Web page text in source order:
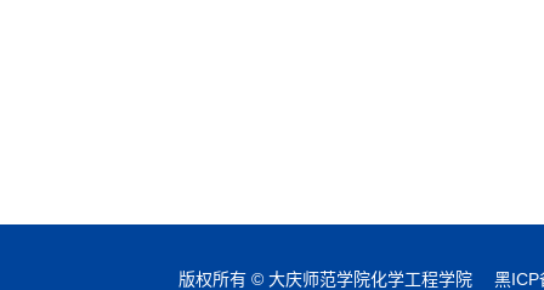
版权所有 © 大庆师范学院化学工程学院 黑ICP